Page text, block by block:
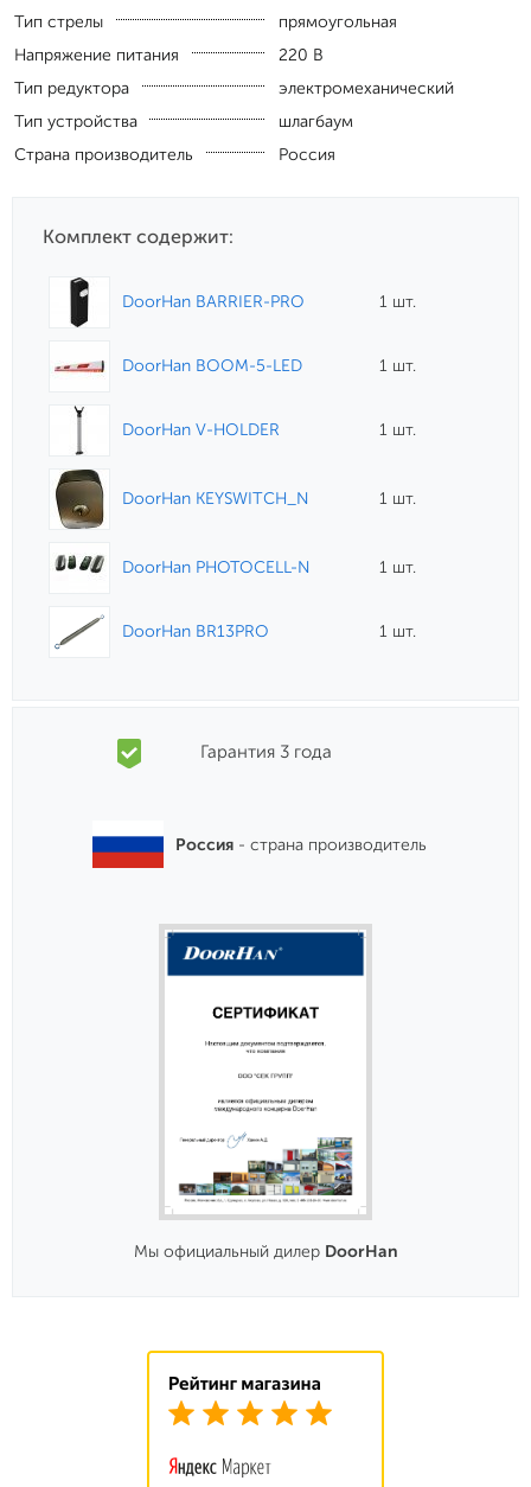
Тип стрелы
прямоугольная
Напряжение питания
220 В
Тип редуктора
электромеханический
Тип устройства
шлагбаум
Страна производитель
Россия
Комплект содержит:
DoorHan BARRIER-PRO 1 шт.
DoorHan BOOM-5-LED 1 шт.
DoorHan V-HOLDER 1 шт.
DoorHan KEYSWITCH_N 1 шт.
DoorHan PHOTOCELL-N 1 шт.
DoorHan BR13PRO 1 шт.
Гарантия 3 года
Россия - страна производитель
Мы официальный дилер DoorHan